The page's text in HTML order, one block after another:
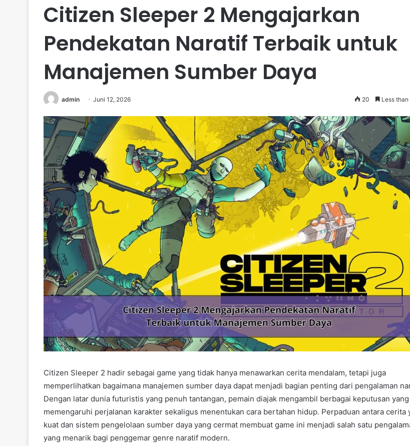
Citizen Sleeper 2 Mengajarkan
Pendekatan Naratif Terbaik untuk
Manajemen Sumber Daya
admin Juni 12, 2026 20 Less
Citizen Sleeper 2 hadir sebagai game yang tidak hanya menawarkan cerita mendalam, tetapi juga
memperlihatkan bagaimana manajemen sumber daya dapat menjadi bagian penting dari pengalaman
Dengan latar dunia futuristis yang penuh tantangan, pemain diajak mengambil berbagai keputusan yang
memengaruhi perjalanan karakter sekaligus menentukan cara bertahan hidup. Perpaduan antara cerita
kuat dan sistem pengelolaan sumber daya yang cermat membuat game ini menjadi salah satu
yang menarik bagi penggemar genre naratif modern.